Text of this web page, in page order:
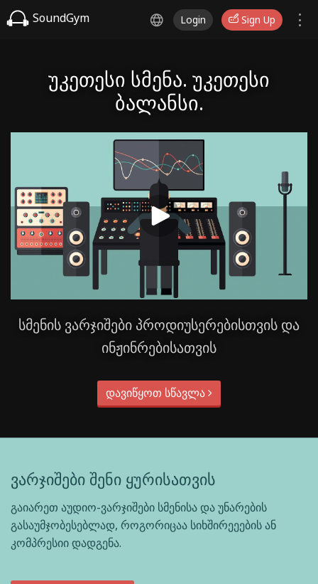
SoundGym Login Sign Up
უკეთესი სმენა. უკეთესი
ბალანსი.
სმენის ვარჯიშები პროდიუსერებისთვის და
ინჟინრებისათვის
დავიწყოთ სწავლა
ვარჯიშები შენი ყურისათვის
გაიარეთ აუდიო-ვარჯიშები სმენისა და უნარების
გასაუმჯობესებლად, როგორიცაა სიხშირეეების ან
კომპრესიი დადგენა.